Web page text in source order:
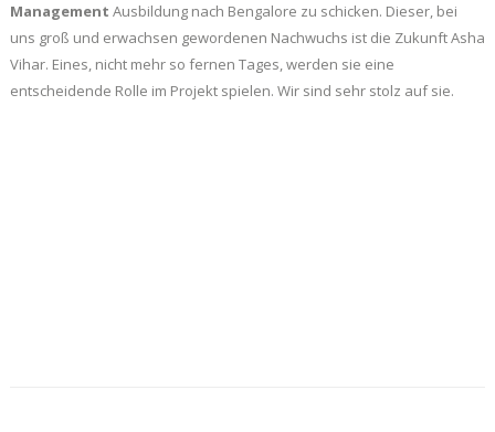
Management Ausbildung nach Bengalore zu schicken. Dieser, bei
uns groß und erwachsen gewordenen Nachwuchs ist die Zukunft Asha
Vihar. Eines, nicht mehr so fernen Tages, werden sie eine
entscheidende Rolle im Projekt spielen. Wir sind sehr stolz auf sie.